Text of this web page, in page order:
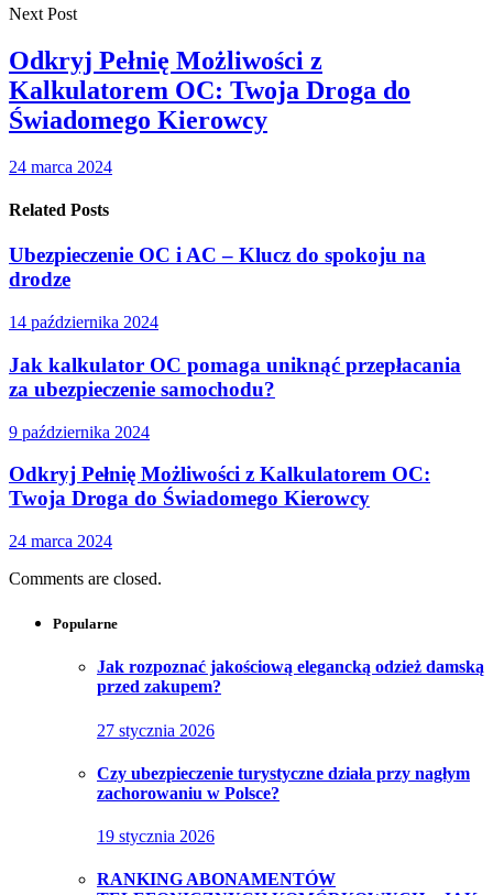
Next Post
Odkryj Pełnię Możliwości z
Kalkulatorem OC: Twoja Droga do
Świadomego Kierowcy
24 marca 2024
Related Posts
Ubezpieczenie OC i AC – Klucz do spokoju na
drodze
14 października 2024
Jak kalkulator OC pomaga uniknąć przepłacania
za ubezpieczenie samochodu?
9 października 2024
Odkryj Pełnię Możliwości z Kalkulatorem OC:
Twoja Droga do Świadomego Kierowcy
24 marca 2024
Comments are closed.
Popularne
Jak rozpoznać jakościową elegancką odzież damską
przed zakupem?
27 stycznia 2026
Czy ubezpieczenie turystyczne działa przy nagłym
zachorowaniu w Polsce?
19 stycznia 2026
RANKING ABONAMENTÓW